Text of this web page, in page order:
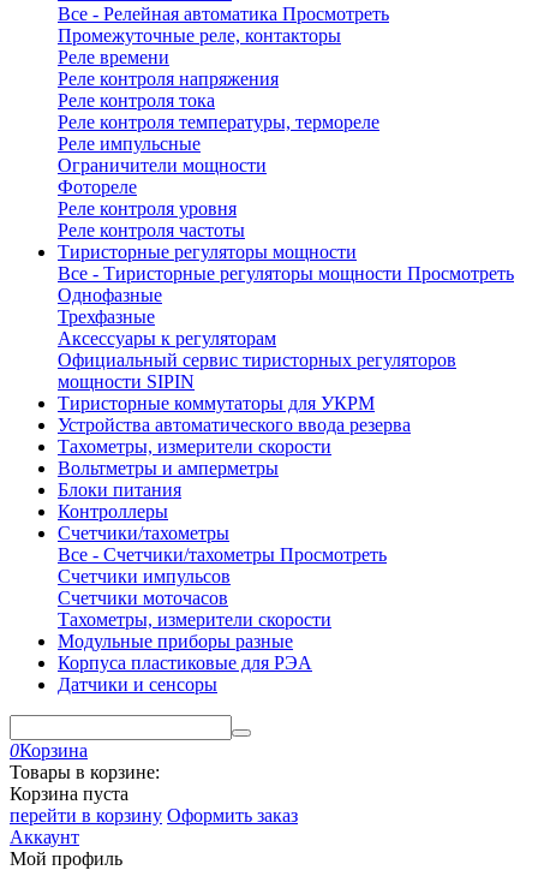
Все - Релейная автоматика Просмотреть
Промежуточные реле, контакторы
Реле времени
Реле контроля напряжения
Реле контроля тока
Реле контроля температуры, термореле
Реле импульсные
Ограничители мощности
Фотореле
Реле контроля уровня
Реле контроля частоты
Тиристорные регуляторы мощности
Все - Тиристорные регуляторы мощности Просмотреть
Однофазные
Трехфазные
Аксессуары к регуляторам
Официальный сервис тиристорных регуляторов
мощности SIPIN
Тиристорные коммутаторы для УКРМ
Устройства автоматического ввода резерва
Тахометры, измерители скорости
Вольтметры и амперметры
Блоки питания
Контроллеры
Счетчики/тахометры
Все - Счетчики/тахометры Просмотреть
Счетчики импульсов
Счетчики моточасов
Тахометры, измерители скорости
Модульные приборы разные
Корпуса пластиковые для РЭА
Датчики и сенсоры
0Корзина
Товары в корзине:
Корзина пуста
перейти в корзину Оформить заказ
Аккаунт
Мой профиль